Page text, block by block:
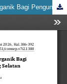
Edukasi Pemilahan Sampah Organik Dan Anorganik Bagi Pengunjung Wisata Situ Gintung Tangerang Selatan